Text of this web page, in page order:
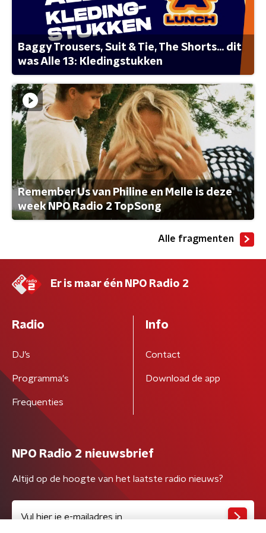
Baggy Trousers, Suit & Tie, The Shorts... dit
was Alle 13: Kledingstukken
Remember Us van Philine en Melle is deze
week NPO Radio 2 TopSong
Alle fragmenten
Er is maar één NPO Radio 2
Radio
DJ’s
Programma's
Frequenties
Info
Contact
Download de app
NPO Radio 2 nieuwsbrief
Altijd op de hoogte van het laatste radio nieuws?